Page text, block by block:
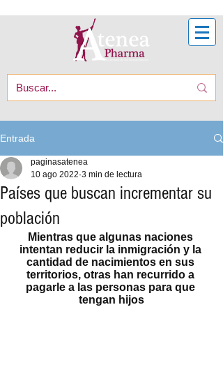
Entrada
Países que buscan incrementar su
población
paginasatenea
10 ago 2022 3 min de lectura
Mientras que algunas naciones
intentan reducir la inmigración y la
cantidad de nacimientos en sus
territorios, otras han recurrido a
pagarle a las personas para que
tengan hijos